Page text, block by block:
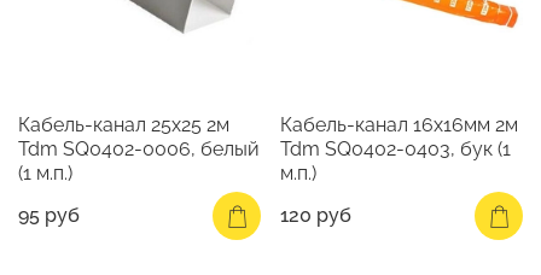
Кабель-канал 25х25 2м
Tdm SQ0402-0006, белый
(1 м.п.)
95 руб
Кабель-канал 16х16мм 2м
Tdm SQ0402-0403, бук (1
м.п.)
120 руб